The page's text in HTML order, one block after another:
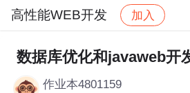
高性能WEB开发 加入
社区 高性能WEB开发 帖
数据库优化和javaweb开
作业本4801159